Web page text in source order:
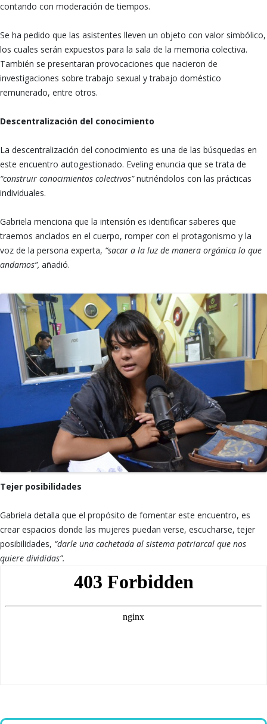
contando con moderación de tiempos.
Se ha pedido que las asistentes lleven un objeto con valor simbólico,
los cuales serán expuestos para la sala de la memoria colectiva.
También se presentaran provocaciones que nacieron de
investigaciones sobre trabajo sexual y trabajo doméstico
remunerado, entre otros.
Descentralización del conocimiento
La descentralización del conocimiento es una de las búsquedas en
este encuentro autogestionado. Eveling enuncia que se trata de
“construir conocimientos colectivos”nutriéndolos con las prácticas
individuales.
Gabriela menciona que la intensión es identificar saberes que
traemos anclados en el cuerpo, romper con el protagonismo y la
voz de la persona experta, “sacar a la luz de manera orgánica lo que
andamos”, añadió.
Tejer posibilidades
Gabriela detalla que el propósito de fomentar este encuentro, es
crear espacios donde las mujeres puedan verse, escucharse, tejer
posibilidades, “darle una cachetada al sistema patriarcal que nos
quiere divididas”.